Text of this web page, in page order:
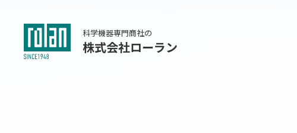
科学機器専門商社の
株式会社ローラン